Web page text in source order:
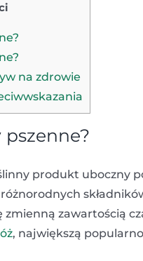
na zdrowie
produkt uboczny
zmienną zawartością
, największą